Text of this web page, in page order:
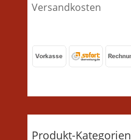
Versandkosten
Produkt-Kategorien